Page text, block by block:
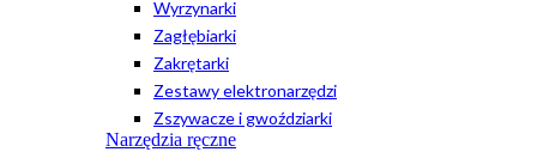
Wyrzynarki
Zagłębiarki
Zakrętarki
Zestawy elektronarzędzi
Zszywacze i gwoździarki
Narzędzia ręczne